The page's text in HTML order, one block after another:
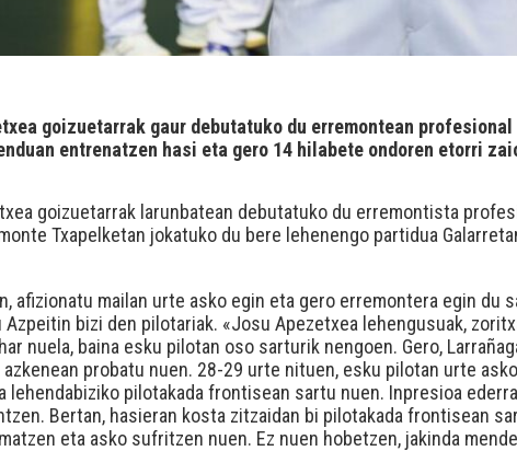
goizuetarrak gaur debutatuko du erremontean
entrenatzen hasi eta gero 14 hilabete ondoren etorri
goizuetarrak larunbatean debutatuko du erremontista
Txapelketan jokatuko du bere lehenengo partidua
afizionatu mailan urte asko egin eta gero erremontera egin
Azpeitin bizi den pilotariak. «Josu Apezetxea lehengusuak,
nuela, baina esku pilotan oso sarturik nengoen. Gero,
probatu nuen. 28-29 urte nituen, esku pilotan urte
lehendabiziko pilotakada frontisean sartu nuen. Inpresioa
Bertan, hasieran kosta zitzaidan bi pilotakada frontisean
eta asko sufritzen nuen. Ez nuen hobetzen, jakinda